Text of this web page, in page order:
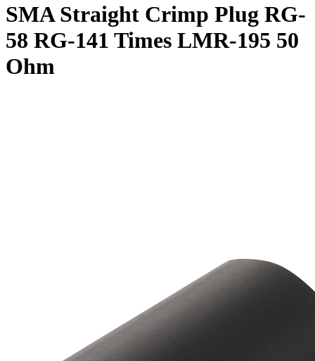
SMA Straight Crimp Plug RG-
58 RG-141 Times LMR-195 50
Ohm